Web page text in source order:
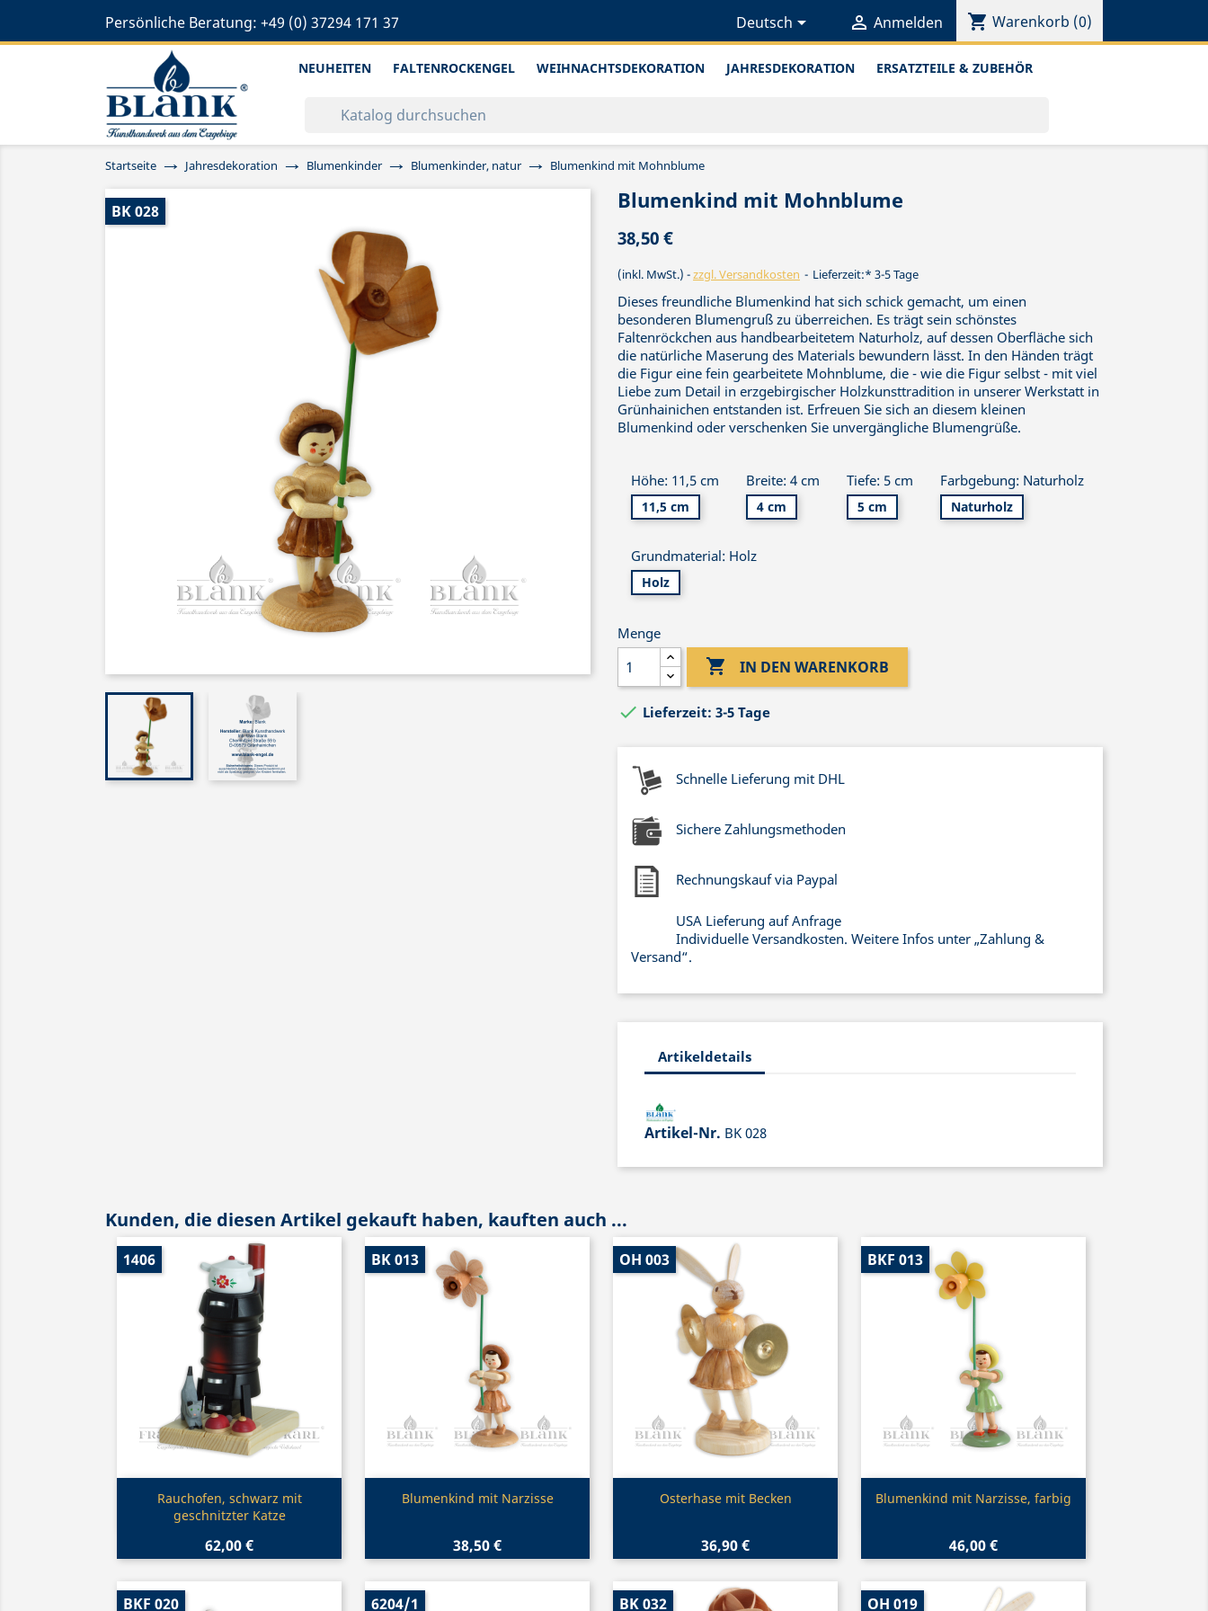
Persönliche Beratung: +49 (0) 37294 171 37 Deutsch  Anmelden shopping_cart Warenkorb (0)
NEUHEITEN FALTENROCKENGEL WEIHNACHTSDEKORATION JAHRESDEKORATION ERSATZTEILE & ZUBEHÖR
Startseite Jahresdekoration Blumenkinder Blumenkinder, natur Blumenkind mit Mohnblume
BK 028 Blumenkind mit Mohnblume
38,50 €
(inkl. MwSt.) zzgl. Versandkosten Lieferzeit:* 3-5 Tage
Dieses freundliche Blumenkind hat sich schick gemacht, um einen
besonderen Blumengruß zu überreichen. Es trägt sein schönstes
Faltenröckchen aus handbearbeitetem Naturholz, auf dessen Oberfläche sich
die natürliche Maserung des Materials bewundern lässt. In den Händen trägt
die Figur eine fein gearbeitete Mohnblume, die - wie die Figur selbst - mit viel
Liebe zum Detail in erzgebirgischer Holzkunsttradition in unserer Werkstatt in
Grünhainichen entstanden ist. Erfreuen Sie sich an diesem kleinen
Blumenkind oder verschenken Sie unvergängliche Blumengrüße.
Höhe: 11,5 cm
11,5 cm
Breite: 4 cm
4 cm
Tiefe: 5 cm
5 cm
Farbgebung: Naturholz
Naturholz
Grundmaterial: Holz
Holz
Menge
 IN DEN WARENKORB
 Lieferzeit: 3-5 Tage
Schnelle Lieferung mit DHL
Sichere Zahlungsmethoden
Rechnungskauf via Paypal
USA Lieferung auf Anfrage
Individuelle Versandkosten. Weitere Infos unter „Zahlung &
Versand“.
Artikeldetails
Artikel-Nr. BK 028
Kunden, die diesen Artikel gekauft haben, kauften auch ...
Vorschau
Rauchofen, schwarz mit
geschnitzter Katze
62,00 €
1406
Vorschau
Blumenkind mit Narzisse
38,50 €
BK 013
Vorschau
Osterhase mit Becken
36,90 €
OH 003
 Vorschau
Blumenkind mit Narzisse, farbig
46,00 €
BKF 013
BKF 020 6204/1 BK 032 OH 019